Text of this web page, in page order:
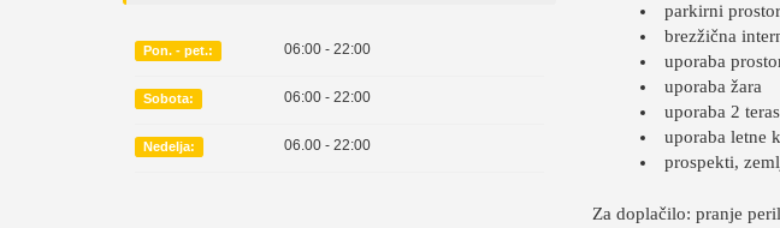
parkirni prostor
brezžična
uporaba
uporaba žara
uporaba 2
uporaba letne
prospekti,
Za doplačilo: pranje
Pon. - pet.: 06:00 - 22:00
Sobota: 06:00 - 22:00
Nedelja: 06.00 - 22:00